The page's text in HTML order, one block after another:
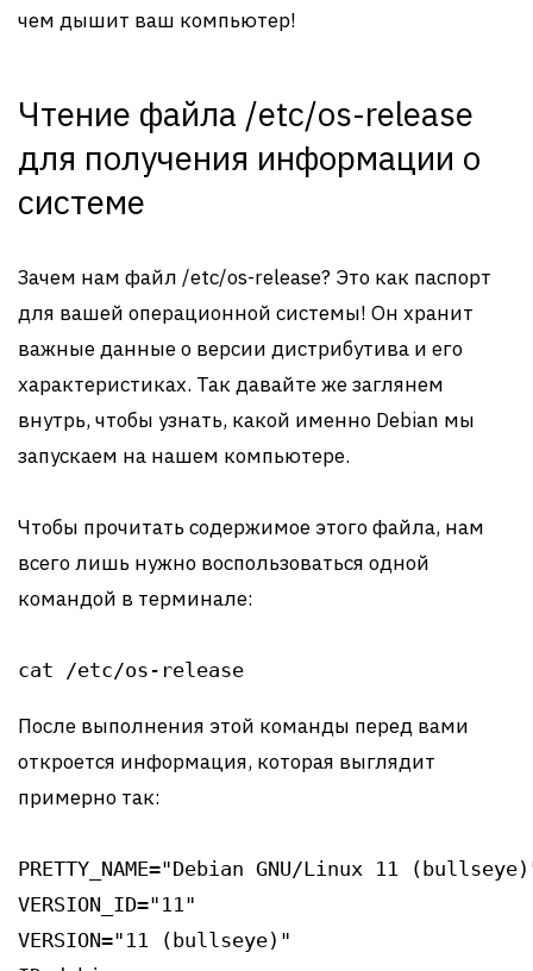
чем дышит ваш компьютер!
Чтение файла /etc/os-release
для получения информации о
системе
Зачем нам файл /etc/os-release? Это как паспорт
для вашей операционной системы! Он хранит
важные данные о версии дистрибутива и его
характеристиках. Так давайте же заглянем
внутрь, чтобы узнать, какой именно Debian мы
запускаем на нашем компьютере.
Чтобы прочитать содержимое этого файла, нам
всего лишь нужно воспользоваться одной
командой в терминале:
cat /etc/os-release
После выполнения этой команды перед вами
откроется информация, которая выглядит
примерно так:
PRETTY_NAME="Debian GNU/Linux 11
VERSION_ID="11"
VERSION="11 (bullseye)"